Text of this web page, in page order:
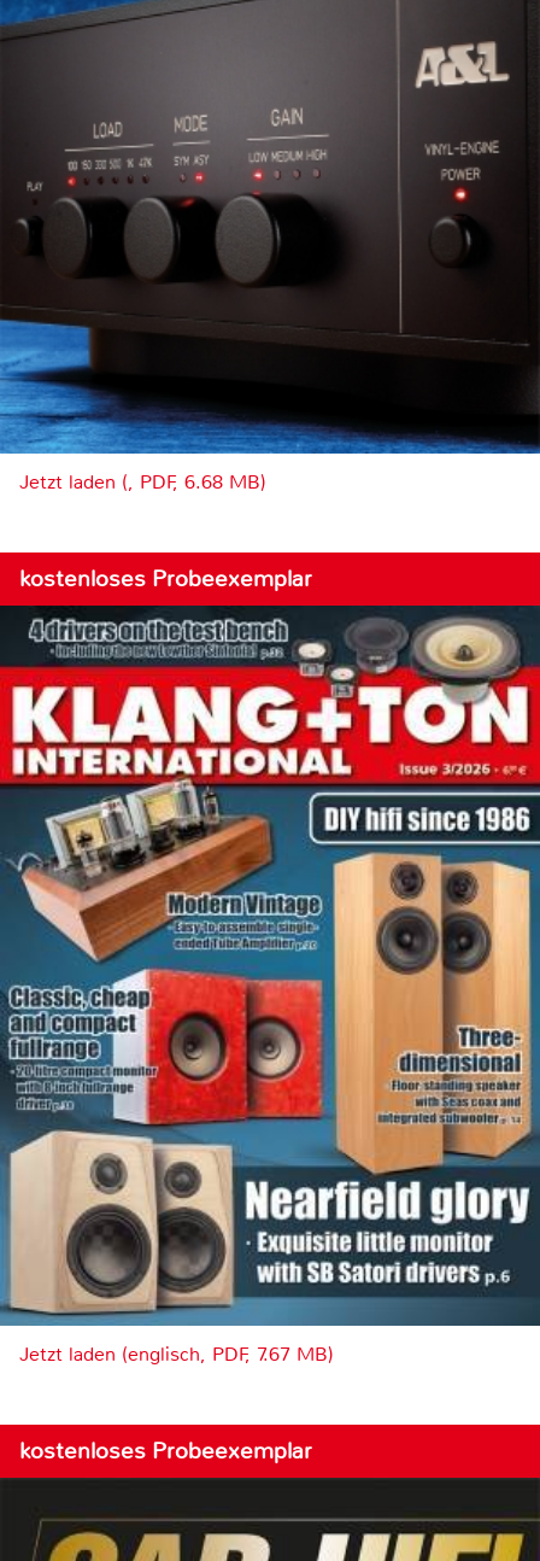
Jetzt laden (, PDF, 6.68 MB)
kostenloses Probeexemplar
Jetzt laden (englisch, PDF, 7.67 MB)
kostenloses Probeexemplar